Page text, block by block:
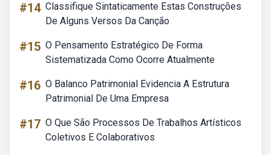
#14 Classifique Sintaticamente Estas Construções
De Alguns Versos Da Canção
#15 O Pensamento Estratégico De Forma
Sistematizada Como Ocorre Atualmente
#16 O Balanco Patrimonial Evidencia A Estrutura
Patrimonial De Uma Empresa
#17 O Que São Processos De Trabalhos Artísticos
Coletivos E Colaborativos